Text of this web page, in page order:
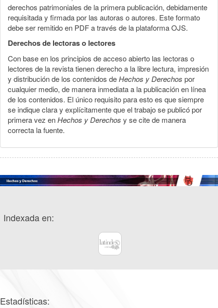
derechos patrimoniales de la primera publicación, debidamente
requisitada y firmada por las autoras o autores. Este formato
debe ser remitido en PDF a través de la plataforma OJS.
Derechos de lectoras o lectores
Con base en los principios de acceso abierto las lectoras o
lectores de la revista tienen derecho a la libre lectura, impresión
y distribución de los contenidos deHechos y Derechos por
cualquier medio, de manera inmediata a la publicación en línea
de los contenidos. El único requisito para esto es que siempre
se indique clara y explícitamente que el trabajo se publicó por
primera vez enHechos y Derechos y se cite de manera
correcta la fuente.
Indexada en:
Estadísticas: